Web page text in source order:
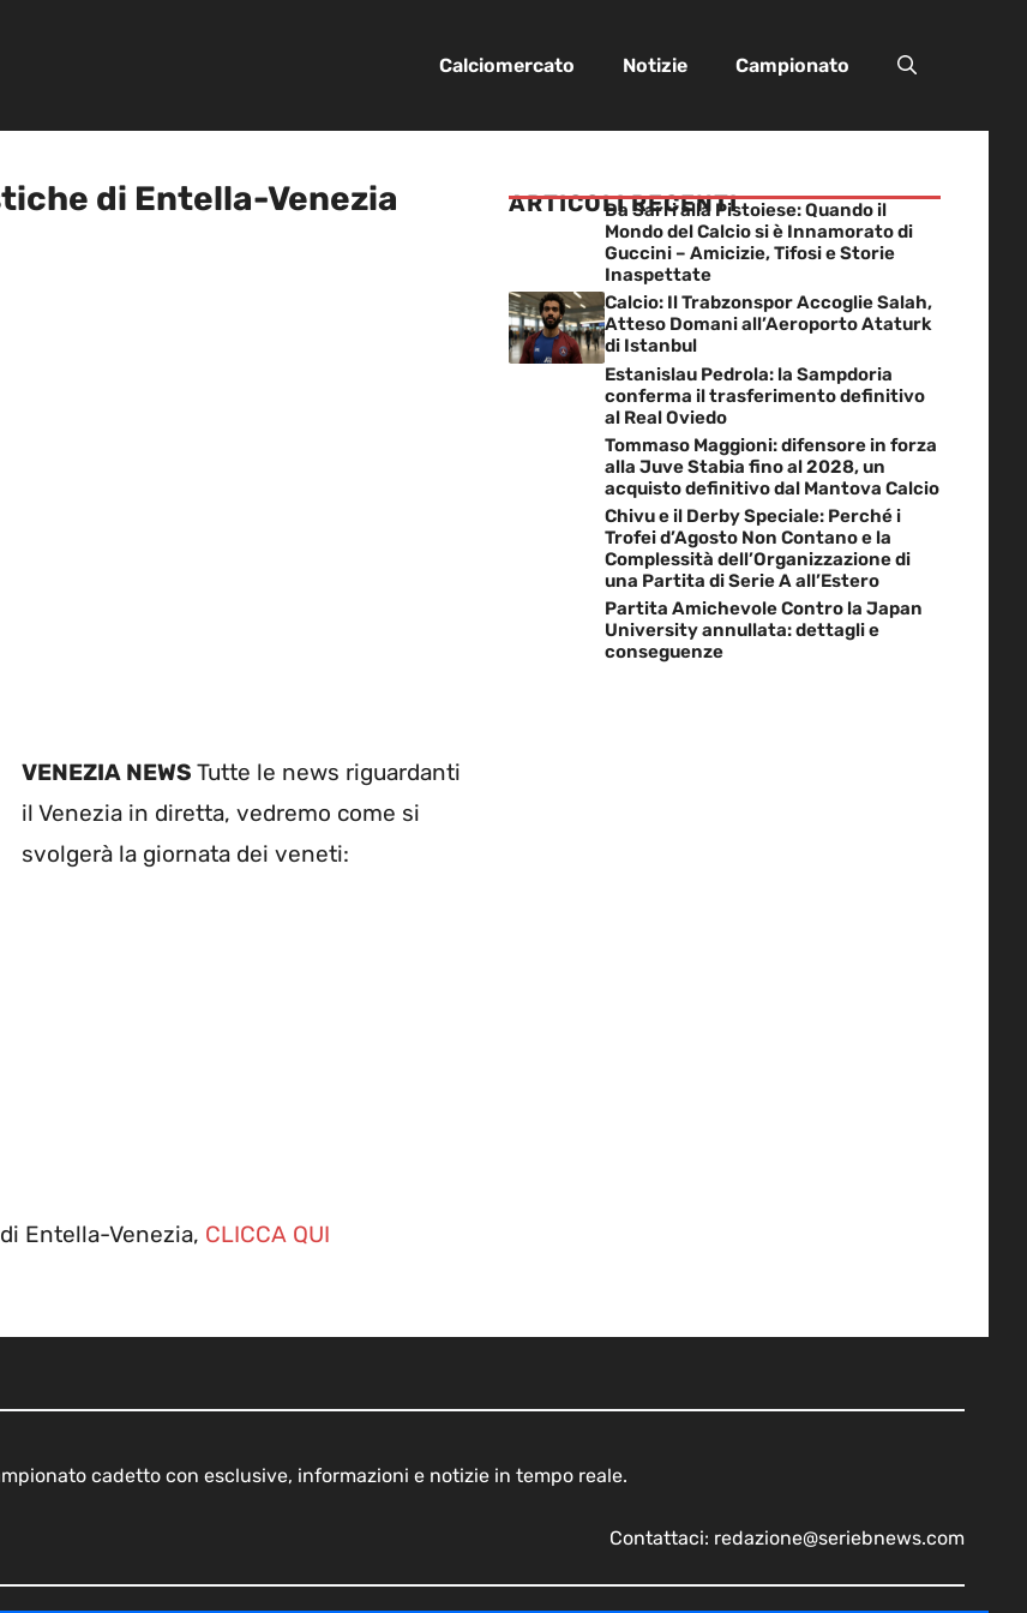
Calciomercato Notizie Campionato
di Entella-Venezia
VENEZIA NEWS Tutte le news riguardanti
il Venezia in diretta, vedremo come si
svolgerà la giornata dei veneti:
Entella-Venezia, CLICCA QUI
ARTICOLI RECENTI
Da Sarri alla Pistoiese: Quando il
Mondo del Calcio si è Innamorato di
Guccini – Amicizie, Tifosi e Storie
Inaspettate
Calcio: Il Trabzonspor Accoglie Salah,
Atteso Domani all’Aeroporto Ataturk
di Istanbul
Estanislau Pedrola: la Sampdoria
conferma il trasferimento definitivo
al Real Oviedo
Tommaso Maggioni: difensore in forza
alla Juve Stabia fino al 2028, un
acquisto definitivo dal Mantova Calcio
Chivu e il Derby Speciale: Perché i
Trofei d’Agosto Non Contano e la
Complessità dell’Organizzazione di
una Partita di Serie A all’Estero
Partita Amichevole Contro la Japan
University annullata: dettagli e
conseguenze
cadetto con esclusive, informazioni e notizie in tempo reale.
Contattaci: redazione@seriebnews.com